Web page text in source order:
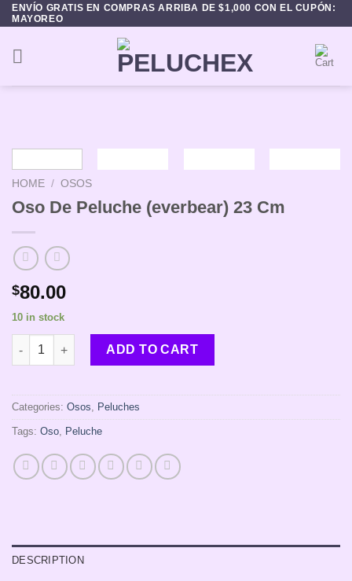
Skip
to
content
ENVÍO GRATIS EN COMPRAS ARRIBA DE $1,000 CON EL CUPÓN:
MAYOREO
HOME / OSOS
Oso De Peluche (everbear) 23 Cm
$80.00
10 in stock
Oso De Peluche (everbear) 23 Cm quantity
ADD TO CART
Categories: Osos, Peluches
Tags: Oso, Peluche
DESCRIPTION